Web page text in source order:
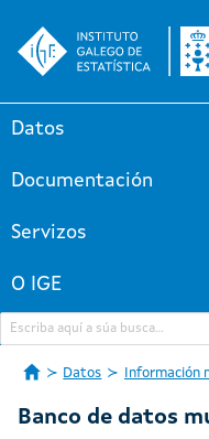
Datos
Documentación
Servizos
O IGE
Datos Información
Banco de datos